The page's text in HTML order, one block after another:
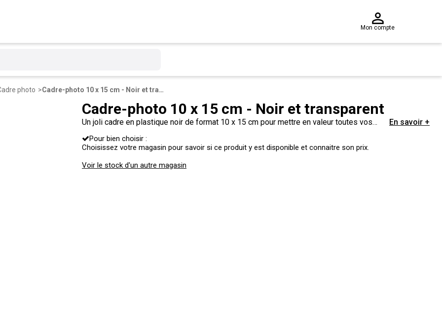
Mon compte
photo Cadre-photo 10 x 15 cm - Noir et transparent
Cadre-photo 10 x 15 cm - Noir et transparent
Un joli cadre en plastique noir de format 10 x 15 cm pour mettre en valeur toutes vos
En savoir +
Pour bien choisir :
Choisissez votre magasin pour savoir si ce produit y est disponible et connaitre son prix.
Voir le stock d'un autre magasin